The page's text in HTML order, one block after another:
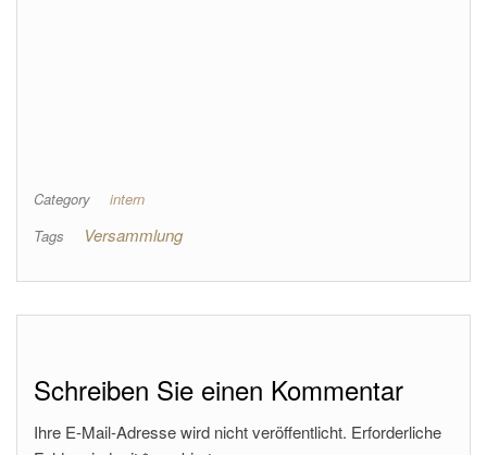
Category
intern
Tags
Versammlung
Schreiben Sie einen Kommentar
Ihre E-Mail-Adresse wird nicht veröffentlicht. Erforderliche